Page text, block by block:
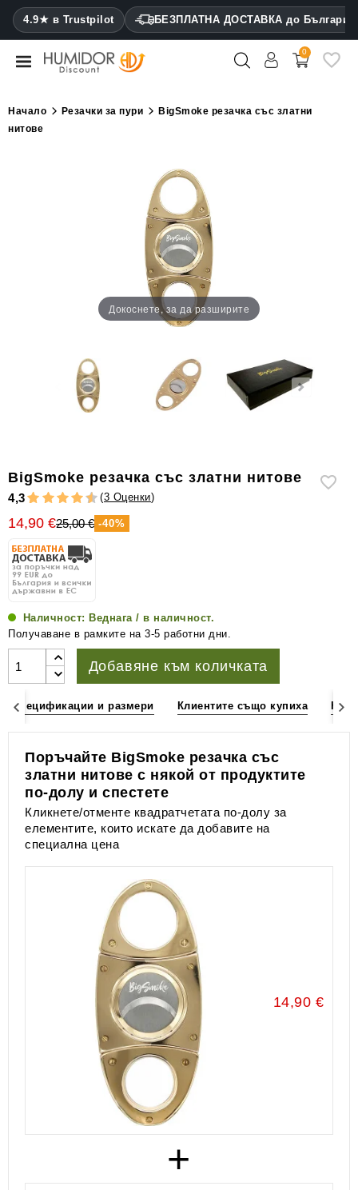
4.9★ в Trustpilot БЕЗПЛАТНА ДОСТАВКА до България
CATEGORY
Хумидори
Други
аксесоари
за
пури
0
Начало Резачки за пури
BigSmoke резачка със златни
нитове
Докоснете, за да разширите
BigSmoke резачка със златни нитове
4,3 (3 Оценки)
14,90 €25,00 € -40%
Наличност: Веднага / в наличност.
Получаване в рамките на 3-5 работни дни.
Добавяне към количката
Спецификации и размери Клиентите също купиха
Поръчайте BigSmoke резачка със
златни нитове с някой от продуктите
по-долу и спестете
Кликнете/отменте квадратчетата по-долу за
елементите, които искате да добавите на
специална цена
14,90 €
+